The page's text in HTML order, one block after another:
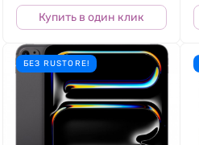
Купить в один клик
БЕЗ RUSTORE!